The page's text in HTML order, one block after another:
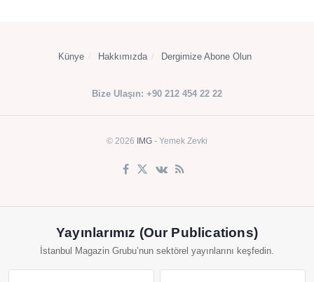
Künye Hakkımızda Dergimize Abone Olun
Bize Ulaşın: +90 212 454 22 22
© 2026 IMG - Yemek Zevki
Yayınlarımız (Our Publications)
İstanbul Magazin Grubu’nun sektörel yayınlarını keşfedin.